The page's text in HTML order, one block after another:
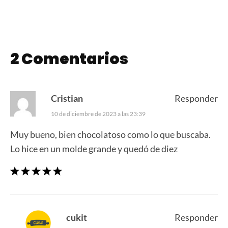
2 Comentarios
Cristian
10 de diciembre de 2023 a las 23:39
Muy bueno, bien chocolatoso como lo que buscaba.
Lo hice en un molde grande y quedó de diez
Responder
cukit Responder